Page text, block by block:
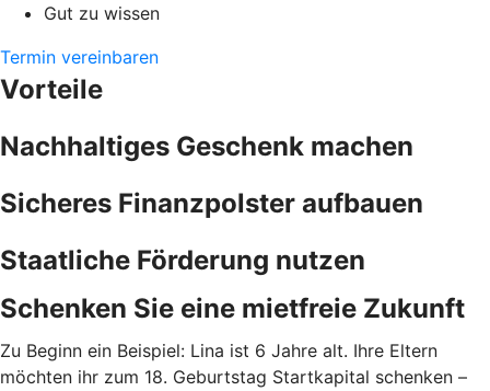
Gut zu wissen
Termin vereinbaren
Vorteile
Nachhaltiges Geschenk machen
Sicheres Finanzpolster aufbauen
Staatliche Förderung nutzen
Schenken Sie eine mietfreie Zukunft
Zu Beginn ein Beispiel: Lina ist 6 Jahre alt. Ihre Eltern
möchten ihr zum 18. Geburtstag Startkapital schenken –